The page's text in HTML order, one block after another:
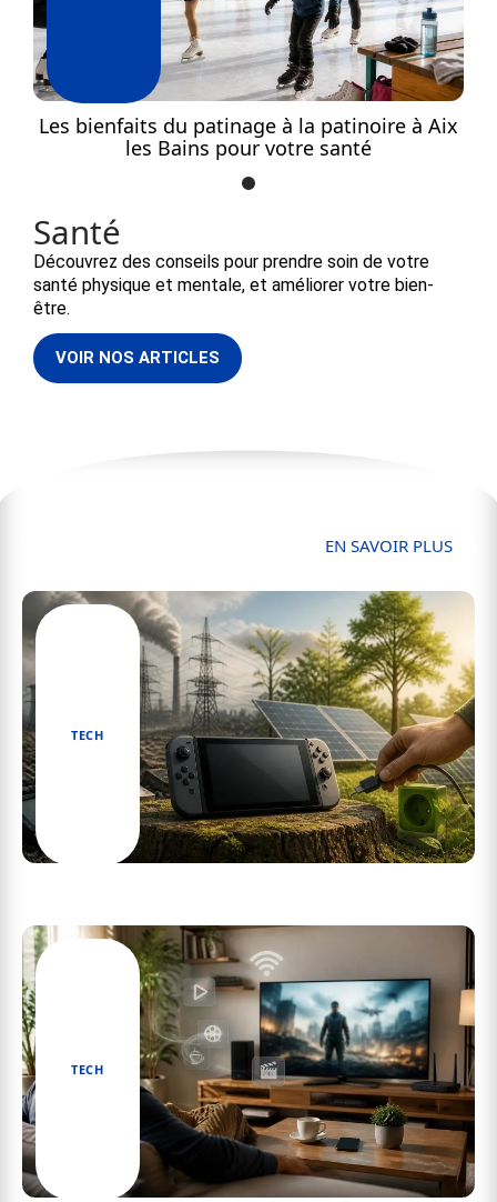
Les bienfaits du patinage à la patinoire à Aix
les Bains pour votre santé
Santé
Découvrez des conseils pour prendre soin de votre
santé physique et mentale, et améliorer votre bien-
être.
VOIR NOS ARTICLES
EN SAVOIR PLUS
TECH
TECH